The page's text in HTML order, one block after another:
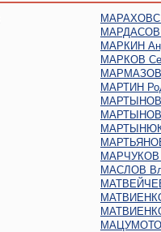
МАРДАСОВ
МАРКИН
МАРКОВ
МАРМАЗОВ
МАРТИН
МАРТЫНОВ
МАРТЫНОВ
МАРЧУКОВ
МАСЛОВ
МАЦУМОТО